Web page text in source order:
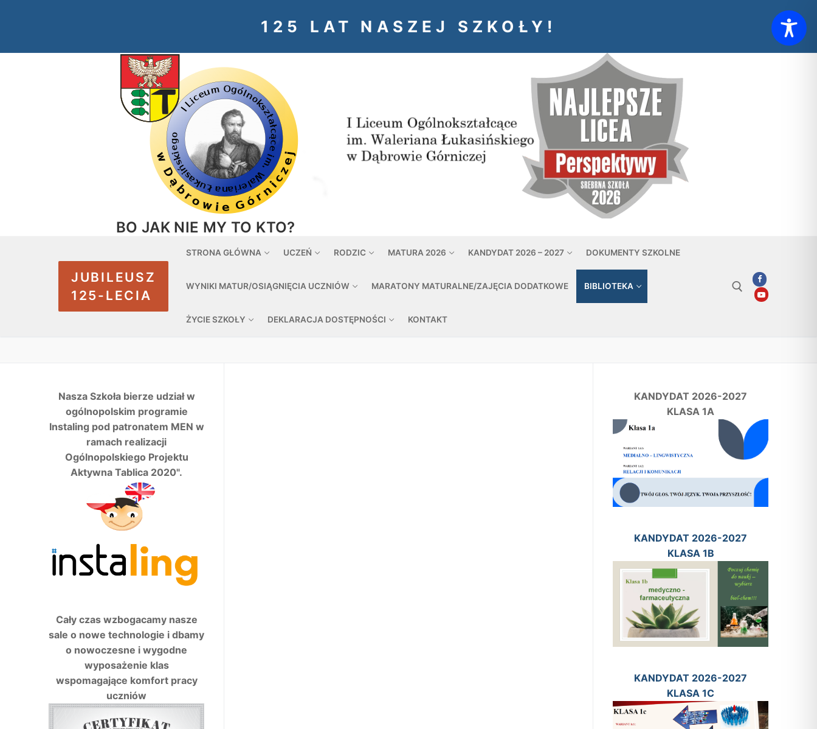
125 LAT NASZEJ SZKOŁY!
BO JAK NIE MY TO KTO?
JUBILEUSZ
125-LECIA
STRONA GŁÓWNA UCZEŃ RODZIC MATURA 2026 KANDYDAT 2026 – 2027 DOKUMENTY SZKOLNE
WYNIKI MATUR/OSIĄGNIĘCIA UCZNIÓW MARATONY MATURALNE/ZAJĘCIA DODATKOWE BIBLIOTEKA
ŻYCIE SZKOŁY DEKLARACJA DOSTĘPNOŚCI KONTAKT
KANDYDAT 2026-2027
KLASA 1A
KANDYDAT 2026-2027
KLASA 1B
KANDYDAT 2026-2027
KLASA 1C
Nasza Szkoła bierze udział w
ogólnopolskim programie
Instaling pod patronatem MEN w
ramach realizacji
Ogólnopolskiego Projektu
Aktywna Tablica 2020".
Cały czas wzbogacamy nasze
sale o nowe technologie i dbamy
o nowoczesne i wygodne
wyposażenie klas
wspomagające komfort pracy
uczniów